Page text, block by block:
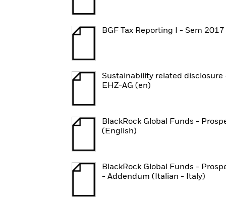
BGF Tax Reporting I - Sem 2017
Sustainability related disclosure
EHZ-AG (en)
BlackRock Global Funds -
(English)
BlackRock Global Funds -
- Addendum (Italian - Italy)